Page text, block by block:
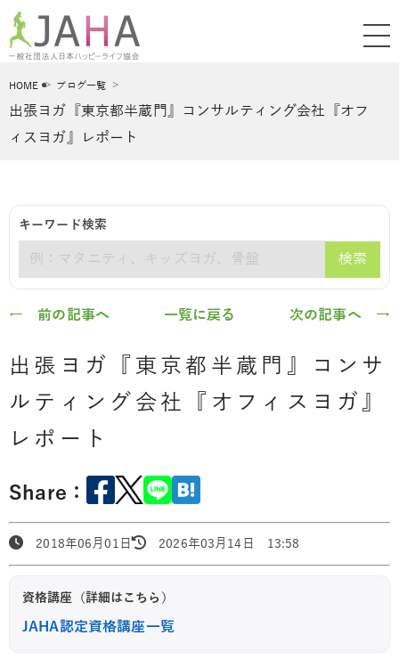
HOME ブログ一覧
出張ヨガ『東京都半蔵門』コンサルティング会社『オフ
ィスヨガ』レポート
キーワード検索
検索
← 前の記事へ 一覧に戻る 次の記事へ →
出張ヨガ『東京都半蔵門』コンサ
ルティング会社『オフィスヨガ』
レポート
Share：
2018年06月01日 2026年03月14日 13:58
資格講座（詳細はこちら）
JAHA認定資格講座一覧